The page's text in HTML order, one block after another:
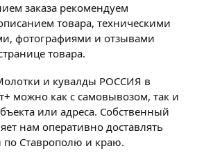
заказа рекомендуем
товара, техническими
фотографиями и отзывами
товара.
и кувалды РОССИЯ в
можно как с самовывозом, так и
или адреса. Собственный
нам оперативно доставлять
по Ставрополю и краю.